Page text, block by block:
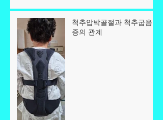
척추압박골절과 척추굽음
증의 관계